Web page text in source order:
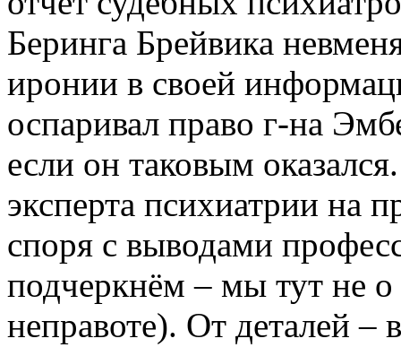
Беринга Брейвика
иронии в своей
оспаривал право г-на
если он таковым
эксперта психиатрии на
споря с выводами
подчеркнём – мы тут не о
неправоте). От деталей –